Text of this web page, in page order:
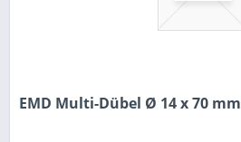
EMD Multi-Dübel Ø 14 x 70 mm